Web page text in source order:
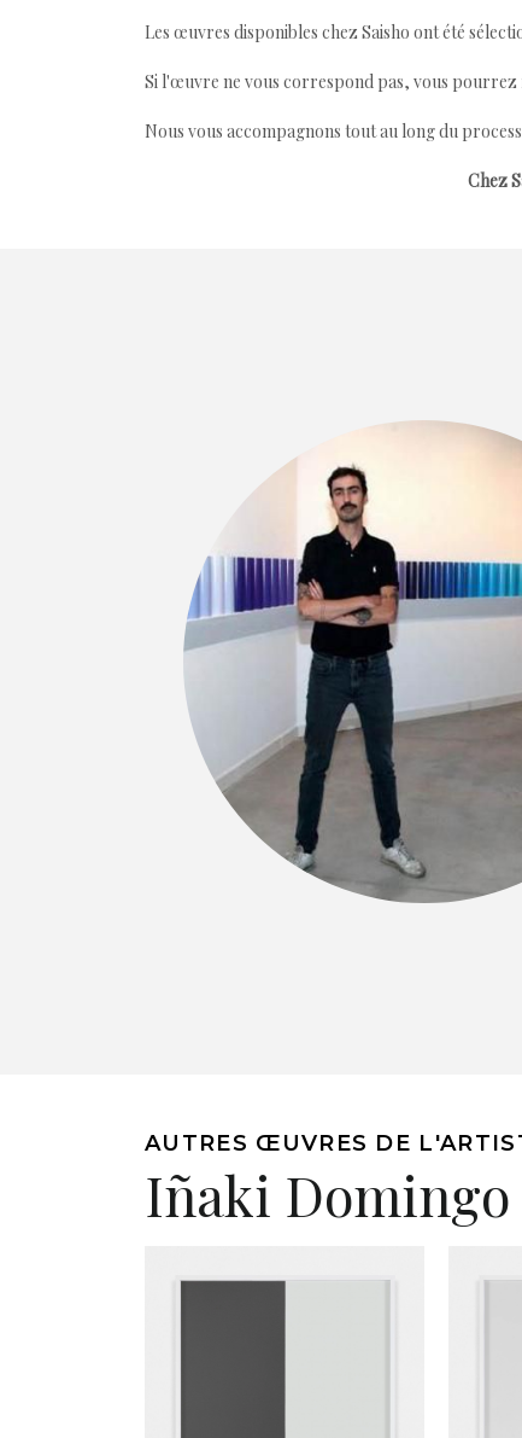
Les œuvres disponibles chez Saisho ont été
Si l'œuvre ne vous correspond pas, vous
Nous vous accompagnons tout au long du
Chez
AUTRES ŒUVRES DE
Iñaki Domingo